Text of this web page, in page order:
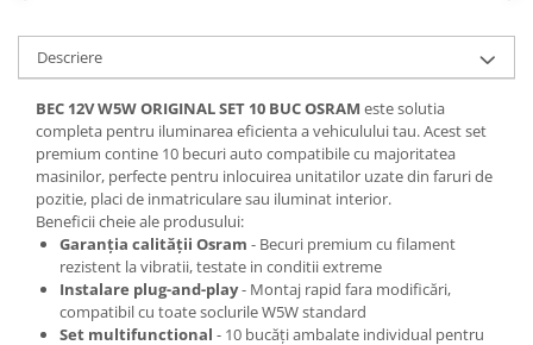
Antigel
Spray Curatare Frane
Produse Intretinere si Detailing
Lubrifianti si Spray-uri de Curatare
Curatare si Detailing Interior
Vopsitorie, Chituri si Adezivi
Curatare si Detailing Exterior
Articole Auto Sezoniere
Produse de Iarna
Descriere
BEC 12V W5W ORIGINAL SET 10 BUC OSRAM este solutia
completa pentru iluminarea eficienta a vehiculului tau. Acest set
premium contine 10 becuri auto compatibile cu majoritatea
masinilor, perfecte pentru inlocuirea unitatilor uzate din faruri de
pozitie, placi de inmatriculare sau iluminat interior.
Beneficii cheie ale produsului:
Garanția calității Osram - Becuri premium cu filament
rezistent la vibratii, testate in conditii extreme
Instalare plug-and-play- Montaj rapid fara modificări,
compatibil cu toate soclurile W5W standard
Set multifunctional - 10 bucăți ambalate individual pentru